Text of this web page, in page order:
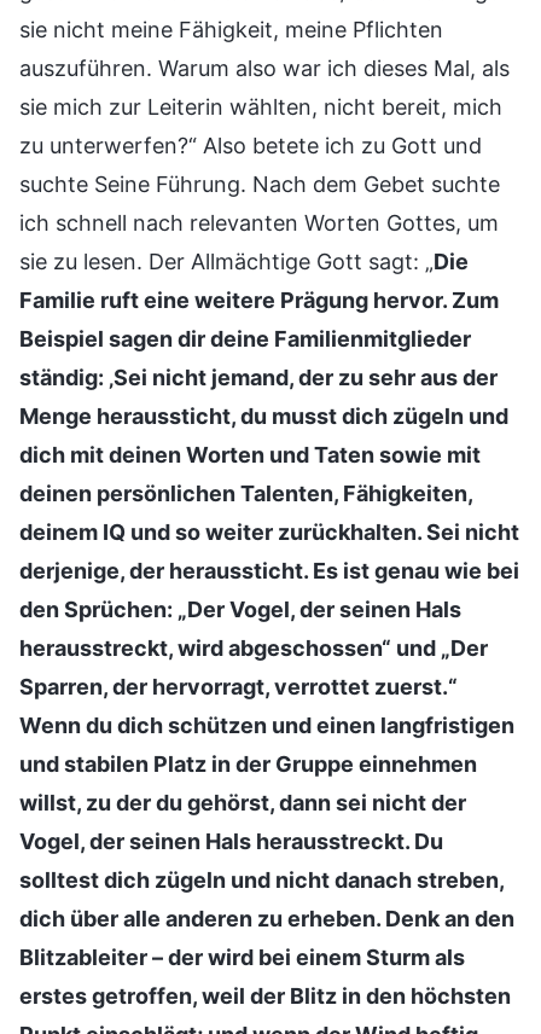
sie nicht meine Fähigkeit, meine Pflichten
auszuführen. Warum also war ich dieses Mal, als
sie mich zur Leiterin wählten, nicht bereit, mich
zu unterwerfen?“ Also betete ich zu Gott und
suchte Seine Führung. Nach dem Gebet suchte
ich schnell nach relevanten Worten Gottes, um
sie zu lesen. Der Allmächtige Gott sagt: „Die
Familie ruft eine weitere Prägung hervor. Zum
Beispiel sagen dir deine Familienmitglieder
ständig: ‚Sei nicht jemand, der zu sehr aus der
Menge heraussticht, du musst dich zügeln und
dich mit deinen Worten und Taten sowie mit
deinen persönlichen Talenten, Fähigkeiten,
deinem IQ und so weiter zurückhalten. Sei nicht
derjenige, der heraussticht. Es ist genau wie bei
den Sprüchen: „Der Vogel, der seinen Hals
herausstreckt, wird abgeschossen“ und „Der
Sparren, der hervorragt, verrottet zuerst.“
Wenn du dich schützen und einen langfristigen
und stabilen Platz in der Gruppe einnehmen
willst, zu der du gehörst, dann sei nicht der
Vogel, der seinen Hals herausstreckt. Du
solltest dich zügeln und nicht danach streben,
dich über alle anderen zu erheben. Denk an den
Blitzableiter – der wird bei einem Sturm als
erstes getroffen, weil der Blitz in den höchsten